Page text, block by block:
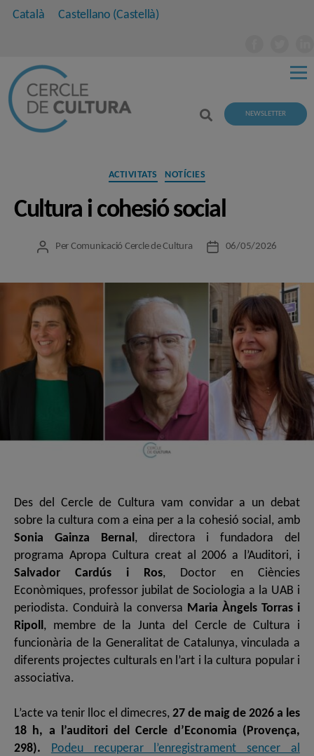
Català Castellano (Castellà)
NEWSLETTER
Categories
ACTIVITATS NOTÍCIES
Cultura i cohesió social
Autor
Per Comunicació Cercle de Cultura
Data06/05/2026
Des del Cercle de Cultura vam convidar a un debat
sobre la cultura com a eina per a la cohesió social, amb
Sonia Gainza Bernal , directora i fundadora del
programa Apropa Cultura creat al 2006 a l’Auditori, i
Salvador Cardús i Ros,
Doctor en Ciències
Econòmiques, professor jubilat de Sociologia a la UAB i
periodista. Conduirà la conversa Maria Àngels Torras i
Ripoll , membre de la Junta del Cercle de Cultura i
funcionària de la Generalitat de Catalunya, vinculada a
diferents projectes culturals en l’art i la cultura popular i
associativa.
L’acte va tenir lloc el dimecres, 27 de maig de 2026 a les
18 h, a l’auditori del Cercle d’Economia (Provença,
298).
Podeu recuperar l’enregistrament sencer al